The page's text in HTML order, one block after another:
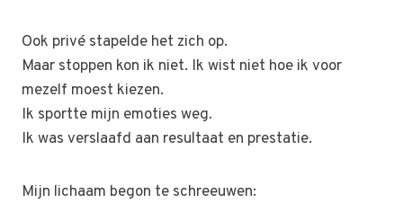
Ook privé stapelde het zich op.
Maar stoppen kon ik niet. Ik wist niet hoe ik voor
mezelf moest kiezen.
Ik sportte mijn emoties weg.
Ik was verslaafd aan resultaat en prestatie.
Mijn lichaam begon te schreeuwen: